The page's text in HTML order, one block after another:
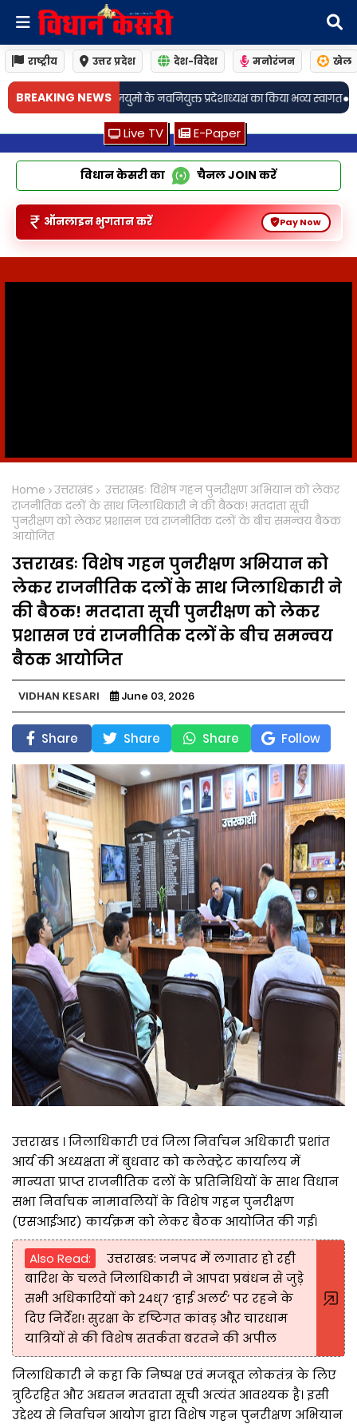
राष्ट्रीय उत्तर प्रदेश देश-विदेश मनोरंजन खेल
BREAKING NEWS
प्रदेशाध्यक्ष का किया भव्य स्वागत• प्रधान संघ अध्यक्ष के भतीजे ने भाजयुमो के
Live TV E-Paper
विधान केसरी का चैनलJOIN करें
ऑनलाइन भुगतान करें Pay Now
Home उत्तराखंड
उत्तराखडः विशेष गहन पुनरीक्षण अभियान को लेकर
राजनीतिक दलों के साथ जिलाधिकारी ने की बैठक! मतदाता सूची
पुनरीक्षण को लेकर प्रशासन एवं राजनीतिक दलों के बीच समन्वय बैठक
आयोजित
उत्तराखडः विशेष गहन पुनरीक्षण अभियान को
लेकर राजनीतिक दलों के साथ जिलाधिकारी ने
की बैठक! मतदाता सूची पुनरीक्षण को लेकर
प्रशासन एवं राजनीतिक दलों के बीच समन्वय
बैठक आयोजित
VIDHAN KESARI June 03, 2026
Share Share Share Follow
उत्तराखड । जिलाधिकारी एवं जिला निर्वाचन अधिकारी प्रशांत
आर्य की अध्यक्षता में बुधवार को कलेक्ट्रेट कार्यालय में
मान्यता प्राप्त राजनीतिक दलों के प्रतिनिधियों के साथ विधान
सभा निर्वाचक नामावलियों के विशेष गहन पुनरीक्षण
(एसआईआर) कार्यक्रम को लेकर बैठक आयोजित की गई।
Also Read:
उत्तराखड: जनपद में लगातार हो रही
बारिश के चलते जिलाधिकारी ने आपदा प्रबंधन से जुड़े
सभी अधिकारियों को 24ध्7 ‘हाई अलर्ट’ पर रहने के
दिए निर्देश! सुरक्षा के दृष्टिगत कांवड़ और चारधाम
यात्रियों से की विशेष सतर्कता बरतने की अपील
जिलाधिकारी ने कहा कि निष्पक्ष एवं मजबूत लोकतंत्र के लिए
त्रुटिरहित और अद्यतन मतदाता सूची अत्यंत आवश्यक है। इसी
उद्देश्य से निर्वाचन आयोग द्वारा विशेष गहन पुनरीक्षण अभियान